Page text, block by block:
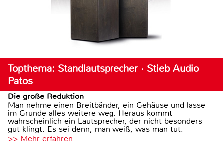
Topthema: Standlautsprecher · Stieb Audio
Patos
Die große Reduktion
Man nehme einen Breitbänder, ein Gehäuse und lasse
im Grunde alles weitere weg. Heraus kommt
wahrscheinlich ein Lautsprecher, der nicht besonders
gut klingt. Es sei denn, man weiß, was man tut.
>> Mehr erfahren